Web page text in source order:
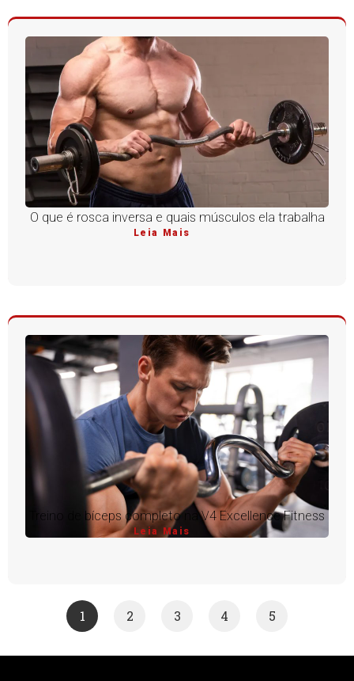
O que é rosca inversa e quais músculos ela trabalha
Leia Mais
Treino de bíceps completo na V4 Excellence Fitness
Leia Mais
1 2 3 4 5